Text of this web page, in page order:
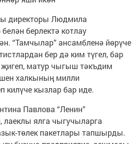
директоры Людмила
берлектә котлау
“Тамчылар” ансамбленә йөрүче
бер дә ким түгел, бар
матур чыгыш тәкъдим
халкының милли
килүче кызлар бар иде.
Павлова “Ленин”
ялга чыгучыларга
төлек пакетлары тапшырды.